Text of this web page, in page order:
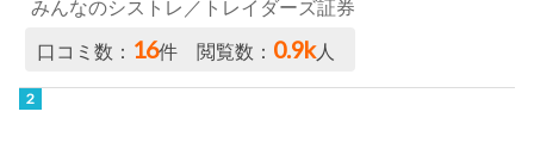
みんなのシストレ／トレイダーズ証券
口コミ数： 16件 閲覧数： 0.9k人